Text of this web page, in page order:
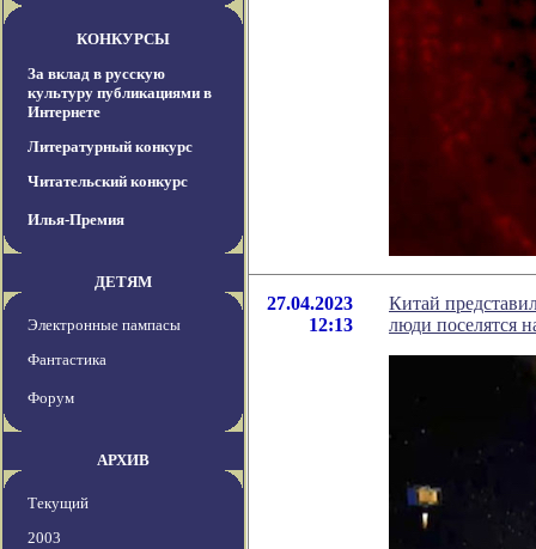
КОНКУРСЫ
За вклад в русскую
культуру публикациями в
Интернете
Литературный конкурс
Читательский конкурс
Илья-Премия
ДЕТЯМ
Электронные пампасы
Фантастика
Форум
АРХИВ
Текущий
2003
27.04.2023
12:13
Китай
люди поселятся